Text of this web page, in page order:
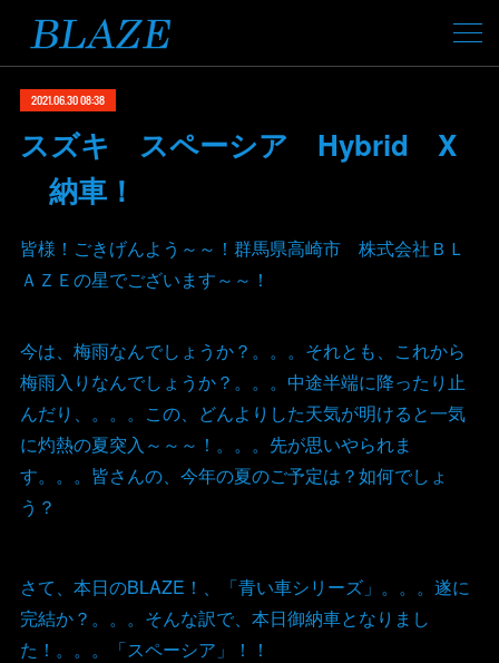
2021.06.30 08:38
スズキ スペーシア Hybrid X
納車！
皆様！ごきげんよう～～！群馬県高崎市 株式会社ＢＬ
ＡＺＥの星でございます～～！
今は、梅雨なんでしょうか？。。。それとも、これから
梅雨入りなんでしょうか？。。。中途半端に降ったり止
んだり、。。。この、どんよりした天気が明けると一気
に灼熱の夏突入～～～！。。。先が思いやられま
す。。。皆さんの、今年の夏のご予定は？如何でしょ
う？
さて、本日のBLAZE！、「青い車シリーズ」。。。遂に
完結か？。。。そんな訳で、本日御納車となりまし
た！。。。「スペーシア」！！